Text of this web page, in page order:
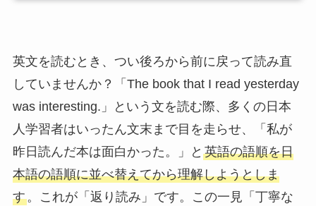
英文を読むとき、つい後ろから前に戻って読み直
していませんか？「The book that I read yesterday
was interesting.」という文を読む際、多くの日本
人学習者はいったん文末まで目を走らせ、「私が
昨日読んだ本は面白かった。」と 英語の語順を日
本語の語順に並べ替えてから理解しようとしま
す。これが「返り読み」です。この一見「丁寧な